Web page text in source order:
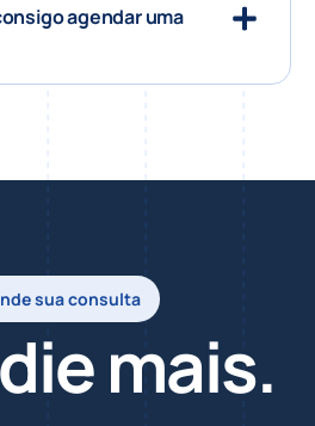
agendar uma
sua consulta
mais.